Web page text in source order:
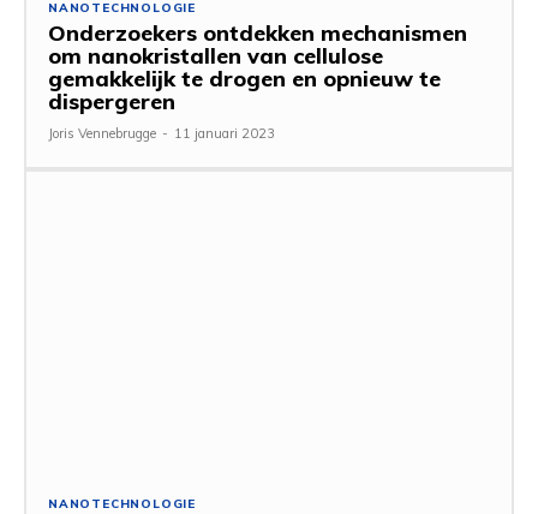
NANOTECHNOLOGIE
Onderzoekers ontdekken mechanismen
om nanokristallen van cellulose
gemakkelijk te drogen en opnieuw te
dispergeren
Joris Vennebrugge - 11 januari 2023
NANOTECHNOLOGIE